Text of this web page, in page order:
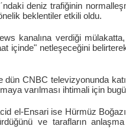
deniz trafiğinin
beklentiler etkili oldu.
kanalına verdiği mülakatta,
içinde" netleşeceğini
CNBC televizyonunda
varılması ihtimali için
el-Ensari ise Hürmüz
ve tarafların anlaşma